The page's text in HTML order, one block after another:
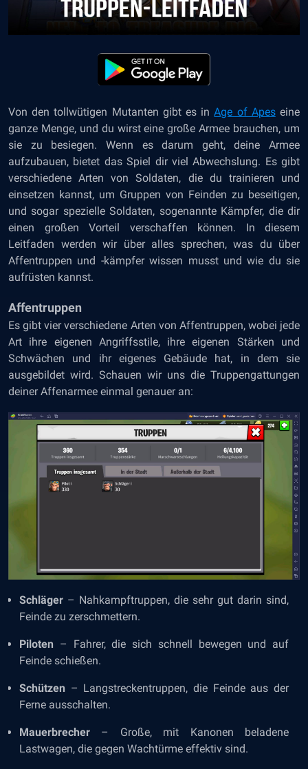
Von den tollwütigen Mutanten gibt es inAge of Apeseine
ganze Menge, und du wirst eine große Armee brauchen, um
sie zu besiegen. Wenn es darum geht, deine Armee
aufzubauen, bietet das Spiel dir viel Abwechslung. Es gibt
verschiedene Arten von Soldaten, die du trainieren und
einsetzen kannst, um Gruppen von Feinden zu beseitigen,
und sogar spezielle Soldaten, sogenannte Kämpfer, die dir
einen großen Vorteil verschaffen können. In diesem
Leitfaden werden wir über alles sprechen, was du über
Affentruppen und -kämpfer wissen musst und wie du sie
aufrüsten kannst.
Affentruppen
Es gibt vier verschiedene Arten von Affentruppen, wobei jede
Art ihre eigenen Angriffsstile, ihre eigenen Stärken und
Schwächen und ihr eigenes Gebäude hat, in dem sie
ausgebildet wird. Schauen wir uns die Truppengattungen
deiner Affenarmee einmal genauer an:
Schläger – Nahkampftruppen, die sehr gut darin sind,
Feinde zu zerschmettern.
Piloten – Fahrer, die sich schnell bewegen und auf
Feinde schießen.
Schützen – Langstreckentruppen, die Feinde aus der
Ferne ausschalten.
Mauerbrecher – Große, mit Kanonen beladene
Lastwagen, die gegen Wachtürme effektiv sind.